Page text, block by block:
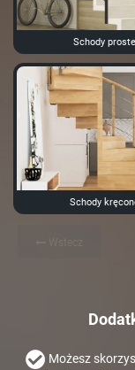
Schody proste
Schody
Możesz